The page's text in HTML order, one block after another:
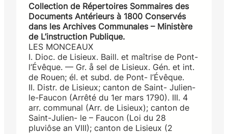
Collection de Répertoires Sommaires des
Documents Antérieurs à 1800 Conservés
dans les Archives Communales – Ministère
de L’instruction Publique.
LES MONCEAUX
I. Dioc. de Lisieux. Baill. et maîtrise de Pont-
l’Évêque. — Gr. å sel de Lisieux. Gén. et int.
de Rouen; él. et subd. de Pont- l’Évêque.
II. Distr. de Lisieux; canton de Saint- Julien-
le-Faucon (Arrêté du 1er mars 1790). III. 4
arr. communal (Arr. de Lisieux); canton de
Saint-Julien- le – Faucon (Loi du 28
pluviôse an VIII); canton de Lisieux (2